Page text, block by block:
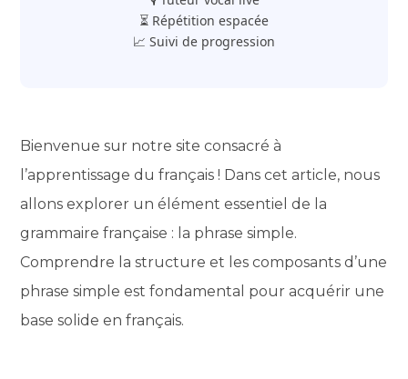
⏳ Répétition espacée
📈 Suivi de progression
Bienvenue sur notre site consacré à
l’apprentissage du français ! Dans cet article, nous
allons explorer un élément essentiel de la
grammaire française : la phrase simple.
Comprendre la structure et les composants d’une
phrase simple est fondamental pour acquérir une
base solide en français.